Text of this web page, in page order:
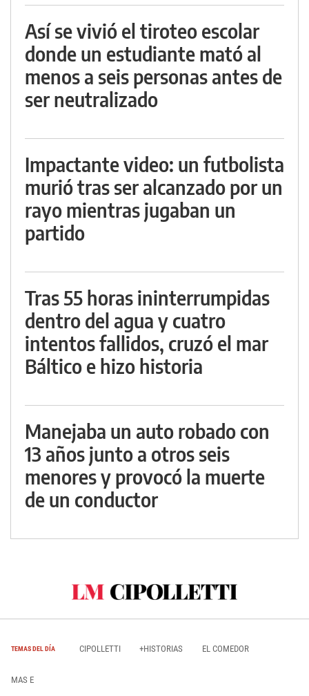
Así se vivió el tiroteo escolar
donde un estudiante mató al
menos a seis personas antes de
ser neutralizado
Impactante video: un futbolista
murió tras ser alcanzado por un
rayo mientras jugaban un
partido
Tras 55 horas ininterrumpidas
dentro del agua y cuatro
intentos fallidos, cruzó el mar
Báltico e hizo historia
Manejaba un auto robado con
13 años junto a otros seis
menores y provocó la muerte
de un conductor
TEMAS DEL DÍA CIPOLLETTI +HISTORIAS EL COMEDOR
MAS E